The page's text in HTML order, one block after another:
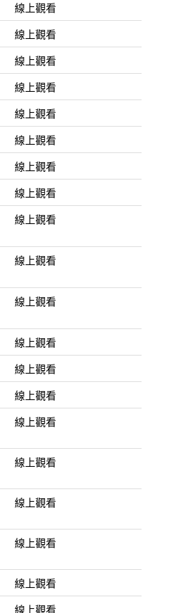
線上觀看
線上觀看
線上觀看
線上觀看
線上觀看
線上觀看
線上觀看
線上觀看
線上觀看
線上觀看
線上觀看
線上觀看
線上觀看
線上觀看
線上觀看
線上觀看
線上觀看
線上觀看
線上觀看
線上觀看